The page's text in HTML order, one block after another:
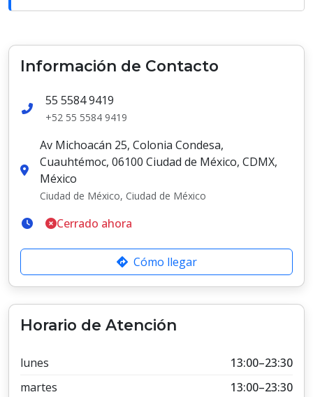
Información de Contacto
55 5584 9419
+52 55 5584 9419
Av Michoacán 25, Colonia Condesa,
Cuauhtémoc, 06100 Ciudad de México, CDMX,
México
Ciudad de México, Ciudad de México
Cerrado ahora
Cómo llegar
Horario de Atención
lunes
13:00–23:30
martes
13:00–23:30